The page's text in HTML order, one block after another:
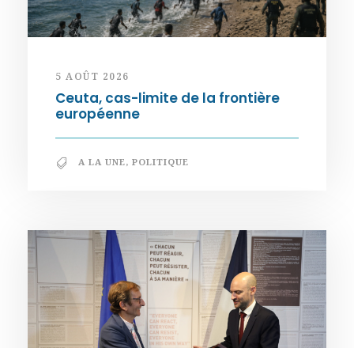
5 AOÛT 2026
Ceuta, cas-limite de la frontière
européenne
A LA UNE, POLITIQUE